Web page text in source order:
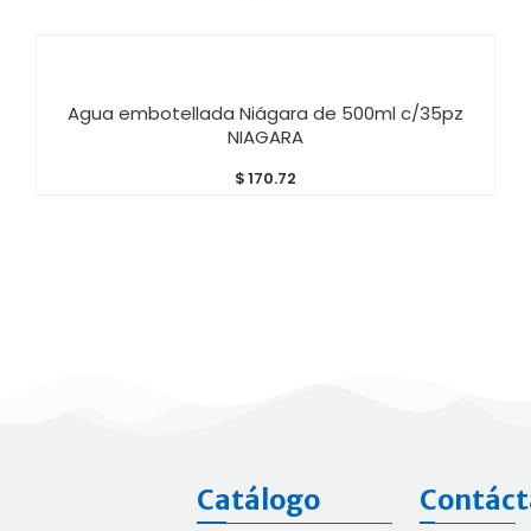
Agua embotellada Niágara de 500ml c/35pz
NIAGARA
$170.72
Catálogo